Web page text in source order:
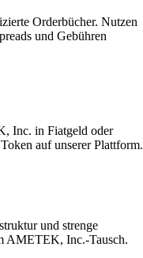
Orderbücher. Nutzen
und Gebühren
Inc. in Fiatgeld oder
auf unserer Plattform.
und strenge
AMETEK, Inc.-Tausch.